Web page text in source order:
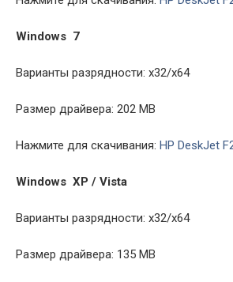
Windows 7
Варианты разрядности: x32/x64
Размер драйвера: 202 MB
Нажмите для скачивания: HP DeskJet
Windows XP / Vista
Варианты разрядности: x32/x64
Размер драйвера: 135 MB